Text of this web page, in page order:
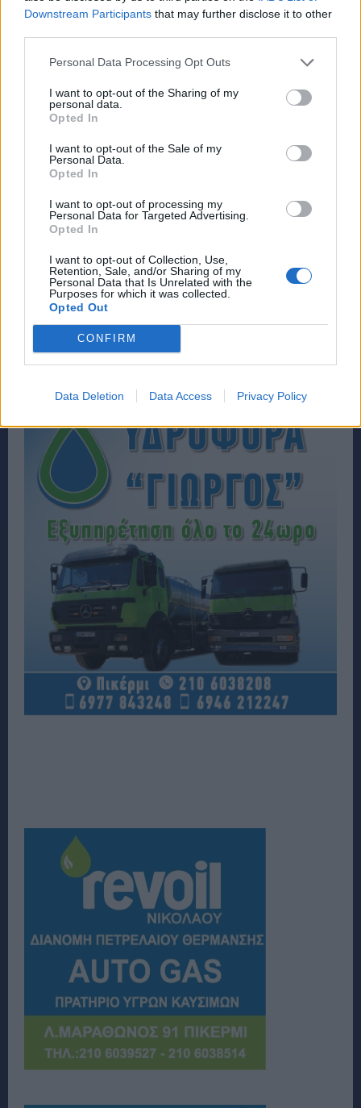
Downstream Participants that may further disclose it to other
Personal Data Processing Opt Outs
I want to opt-out of the Sharing of my
personal data.
Opted In
I want to opt-out of the Sale of my
Personal Data.
Opted In
I want to opt-out of processing my
Personal Data for Targeted Advertising.
Opted In
I want to opt-out of Collection, Use,
Retention, Sale, and/or Sharing of my
Personal Data that Is Unrelated with the
Purposes for which it was collected.
Opted Out
CONFIRM
Data Deletion Data Access Privacy Policy